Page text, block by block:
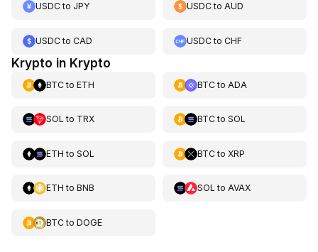
USDCto JPY USDCtoAUD
USDCto CAD USDCtoCHF
Krypto in Krypto
BTCto ETH BTCto ADA
SOL to TRX BTCto SOL
ETH to SOL BTCto XRP
ETH to BNB SOL to AVAX
BTCto DOGE